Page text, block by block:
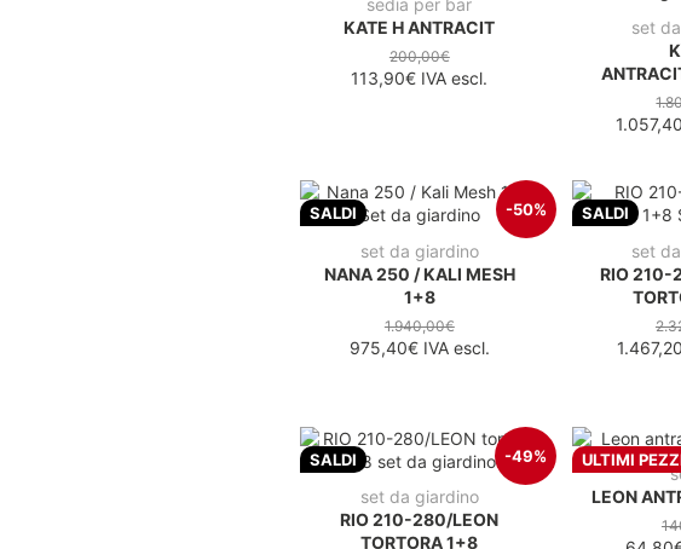
KATE H ANTRACIT
200,00€
113,90€ IVA escl.
set
SALDI -50%
set da giardino
NANA 250 / KALI MESH
1+8
1.940,00€
975,40€IVA escl.
SALDI
set
RIO 210-
SALDI -49%
set da giardino
RIO 210-280/LEON
TORTORA 1+8
ULTIMI
LEON